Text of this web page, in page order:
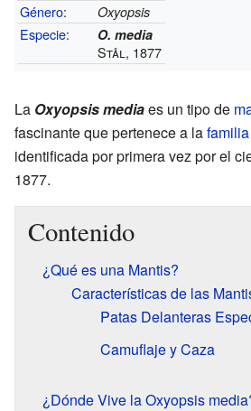
Género: Oxyopsis
Especie: O. media
Stål, 1877
La Oxyopsis mediaes un tipo de
fascinante que pertenece a lafamilia
identificada por primera vez por el
1877.
Contenido
¿Qué es una Mantis?
Características de las
Patas Delanteras
Camuflaje y Caza
¿Dónde Vive la Oxyopsis